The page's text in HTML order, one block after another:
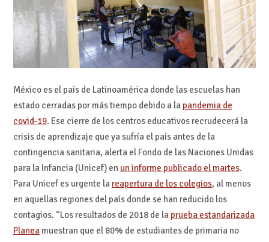
México es el país de Latinoamérica donde las escuelas han
estado cerradas por más tiempo debido a la pandemia de
covid-19. Ese cierre de los centros educativos recrudecerá la
crisis de aprendizaje que ya sufría el país antes de la
contingencia sanitaria, alerta el Fondo de las Naciones Unidas
para la Infancia (Unicef) en un informe publicado el martes.
Para Unicef es urgente lareapertura de los colegios, al menos
en aquellas regiones del país donde se han reducido los
contagios. “Los resultados de 2018 de la prueba estandarizada
Planeamuestran que el 80% de estudiantes de primaria no